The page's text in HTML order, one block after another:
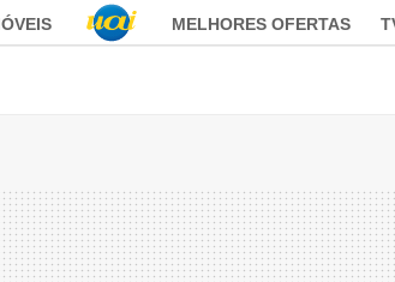
MELHORES OFERTAS